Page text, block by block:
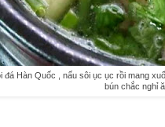
đá Hàn Quốc , nấu sôi ục ục rồi mang
bún chắc nghỉ